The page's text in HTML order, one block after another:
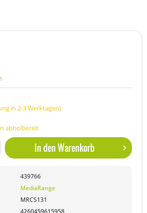
in 2-3 Werktagen)
abholbereit
In denWarenkorb
439766
MediaRange
MRCS131
4260459615958